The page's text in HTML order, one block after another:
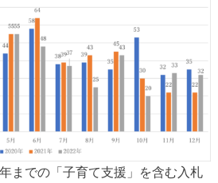
までの「子育て支援」を含む入札